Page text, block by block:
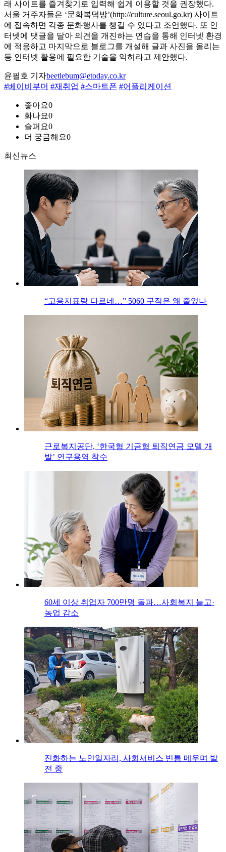
래 사이트를 즐겨찾기로 입력해 쉽게 이용할 것을 권장했다.
서울 거주자들은 ‘문화복덕방’(http://culture.seoul.go.kr) 사이트
에 접속하면 각종 문화행사를 챙길 수 있다고 조언했다. 또 인
터넷에 댓글을 달아 의견을 개진하는 연습을 통해 인터넷 환경
에 적응하고 마지막으로 블로그를 개설해 글과 사진을 올리는
등 인터넷 활용에 필요한 기술을 익히라고 제안했다.
윤필호 기자beetlebum@etoday.co.kr
#베이비부머 #재취업 #스마트폰 #어플리케이션
좋아요0
화나요0
슬퍼요0
더 궁금해요0
최신뉴스
“고용지표랑 다르네…” 5060 구직은 왜 줄었나
근로복지공단, ‘한국형 기금형 퇴직연금 모델 개
발’ 연구용역 착수
60세 이상 취업자 700만명 돌파…사회복지 늘고·
농업 감소
진화하는 노인일자리, 사회서비스 빈틈 메우며 발
전 중